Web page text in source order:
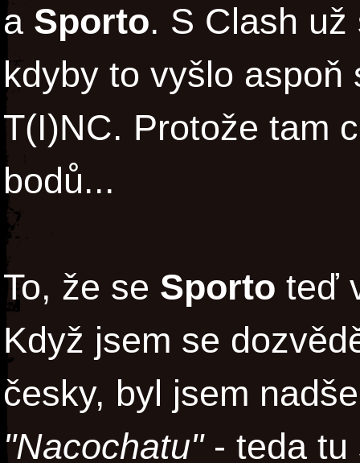
a Sporto. S Clash
kdyby to vyšlo
T(I)NC. Protože tam
bodů...
To, že se Sporto teď
Když jsem se
česky, byl jsem
"Nacochatu"- teda tu